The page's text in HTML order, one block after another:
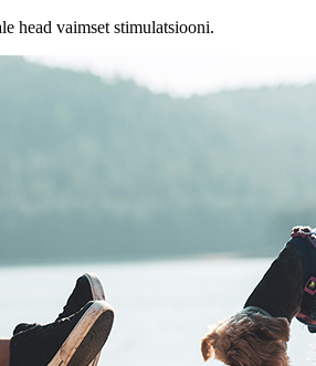
head vaimset stimulatsiooni.